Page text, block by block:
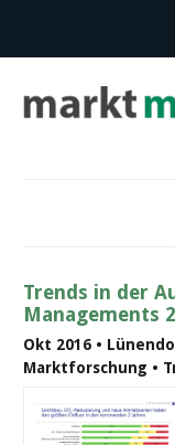
Trends in der
Managements
Okt 2016 •
Marktforschung •